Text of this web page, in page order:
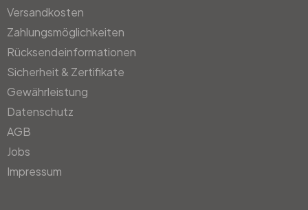
Versandkosten
Zahlungsmöglichkeiten
Rücksendeinformationen
Sicherheit & Zertifikate
Gewährleistung
Datenschutz
AGB
Jobs
Impressum